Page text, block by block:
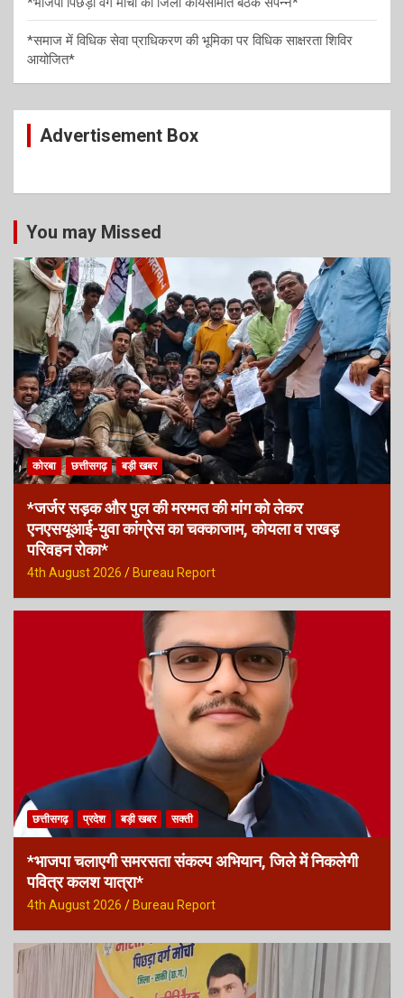
*समाज में विधिक सेवा प्राधिकरण की भूमिका पर विधिक साक्षरता शिविर
आयोजित*
Advertisement Box
You may Missed
कोरबा छत्तीसगढ़ बड़ी खबर
*जर्जर सड़क और पुल की मरम्मत की मांग को लेकर
एनएसयूआई-युवा कांग्रेस का चक्काजाम, कोयला व राखड़
परिवहन रोका*
4th August 2026 Bureau Report
छत्तीसगढ़ प्रदेश बड़ी खबर सक्ती
*भाजपा चलाएगी समरसता संकल्प अभियान, जिले में निकलेगी
पवित्र कलश यात्रा*
4th August 2026 Bureau Report